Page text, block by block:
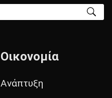
Οικονομία
Ανάπτυξη